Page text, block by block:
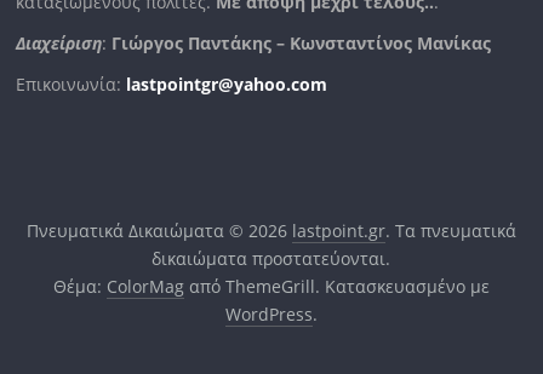
Διαχείριση: Γιώργος Παντάκης – Κωνσταντίνος Μανίκας
Επικοινωνία: lastpointgr@yahoo.com
Πνευματικά Δικαιώματα © 2026 lastpoint.gr. Τα πνευματικά
δικαιώματα προστατεύονται.
Θέμα: ColorMagαπό ThemeGrill. Κατασκευασμένο με
WordPress.